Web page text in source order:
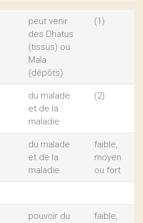
peut venir
des Dhatus
(tissus) ou
Mala
(dépôts)
(1)
du malade
et de la
maladie
(2)
du malade
et de la
maladie
faible,
moyen
ou fort
pouvoir du
faible,